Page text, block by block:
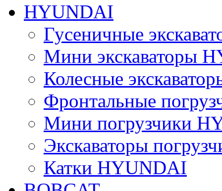
HYUNDAI
Гусеничные
Мини экскаваторы
Колесные
Фронтальные
Мини погрузчики
Экскаваторы
Катки HYUNDAI